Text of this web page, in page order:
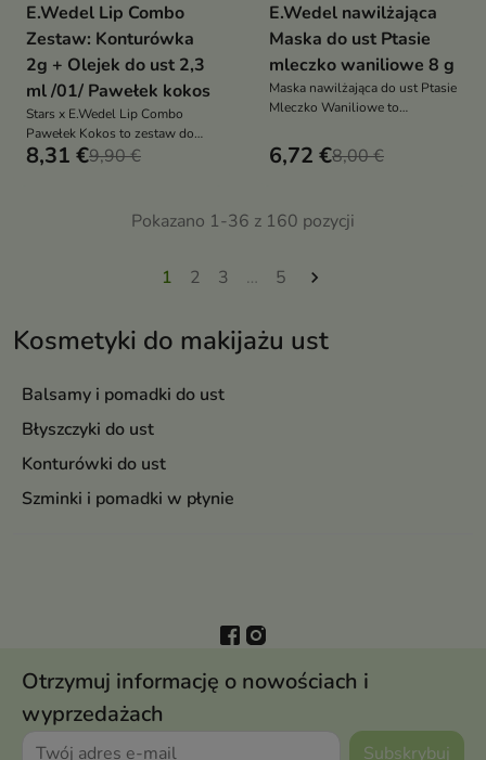
Kosmetyki do makijażu ust
Balsamy i pomadki do ust
Błyszczyki do ust
Konturówki do ust
Szminki i pomadki w płynie
E.Wedel Lip Combo
Zestaw: Konturówka
2g + Olejek do ust 2,3
ml /01/ Pawełek kokos
Stars x E.Wedel Lip Combo
Pawełek Kokos to zestaw do
ust, który łączy trwałą
podkreślone, pełniejsze usta z
subtelnym blaskiem i
8,31 €9,90 €
E.Wedel nawilżająca
Maska do ust Ptasie
mleczko waniliowe 8 g
Maska nawilżająca do ust Ptasie
Mleczko Waniliowe to
kosmetyk, który nawilża,
wygładza i zmiękcza usta. Otula
i przyjemność stosowania
6,72 €8,00 €
Pokazano 1-36 z 160 pozycji
1 2 3 … 5 
Otrzymuj informację o nowościach i
wyprzedażach